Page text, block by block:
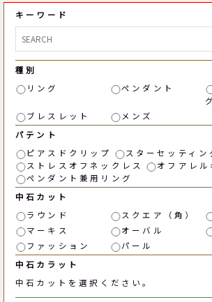
キーワード
種別
リング
ペンダント
グ
ブレスレット
メンズ
パテント
ピアスドクリップ
スターセッティン
ストレスオフネックレス
オフアレル
ペンダント兼用リング
中石カット
ラウンド
スクエア（角）
マーキス
オーバル
ファッション
パール
中石カラット
中石カットを選択ください。